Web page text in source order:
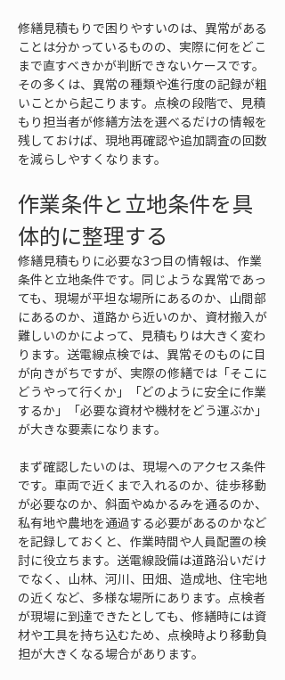
修繕見積もりで困りやすいのは、異常がある
ことは分かっているものの、実際に何をどこ
まで直すべきかが判断できないケースです。
その多くは、異常の種類や進行度の記録が粗
いことから起こります。点検の段階で、見積
もり担当者が修繕方法を選べるだけの情報を
残しておけば、現地再確認や追加調査の回数
を減らしやすくなります。
作業条件と立地条件を具
体的に整理する
修繕見積もりに必要な3つ目の情報は、作業
条件と立地条件です。同じような異常であっ
ても、現場が平坦な場所にあるのか、山間部
にあるのか、道路から近いのか、資材搬入が
難しいのかによって、見積もりは大きく変わ
ります。送電線点検では、異常そのものに目
が向きがちですが、実際の修繕では「そこに
どうやって行くか」「どのように安全に作業
するか」「必要な資材や機材をどう運ぶか」
が大きな要素になります。
まず確認したいのは、現場へのアクセス条件
です。車両で近くまで入れるのか、徒歩移動
が必要なのか、斜面やぬかるみを通るのか、
私有地や農地を通過する必要があるのかなど
を記録しておくと、作業時間や人員配置の検
討に役立ちます。送電線設備は道路沿いだけ
でなく、山林、河川、田畑、造成地、住宅地
の近くなど、多様な場所にあります。点検者
が現場に到達できたとしても、修繕時には資
材や工具を持ち込むため、点検時より移動負
担が大きくなる場合があります。